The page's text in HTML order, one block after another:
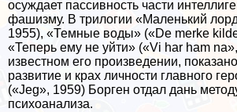
осуждает пассивность части
фашизму. В трилогии «Маленький
1955), «Темные воды» («De merke
«Теперь ему не уйти» («Vi har ham
известном его произведении,
развитие и крах личности главного
(«Jeg», 1959) Борген отдал дань
психоанализа.